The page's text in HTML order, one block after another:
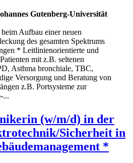
Gutenberg-Universität
Aufbau einer neuen
des gesamten Spektrums
* Leitlinienorientierte und
mit z.B. seltenen
Asthma bronchiale, TBC,
Versorgung und Beratung von
z.B. Portsysteme zur
...
(w/m/d) in der
Sicherheit in
*